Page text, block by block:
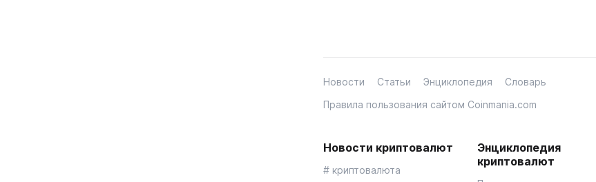
Новости Статьи Энциклопедия
Словарь
Правила пользования сайтом Coinmania.com
Новости криптовалют
# криптовалюта
Энциклопедия
криптовалют